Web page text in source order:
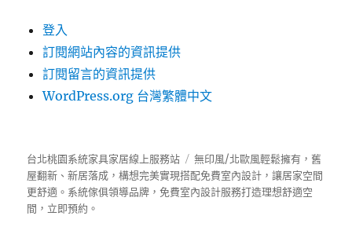
登入
訂閱網站內容的資訊提供
訂閱留言的資訊提供
WordPress.org 台灣繁體中文
台北桃園系統家具家居線上服務站
無印風/北歐風輕鬆擁有，舊
屋翻新、新居落成，構想完美實現搭配免費室內設計，讓居家空間
更舒適。 系統傢俱領導品牌，免費室內設計服務打造理想舒適空
間，立即預約。